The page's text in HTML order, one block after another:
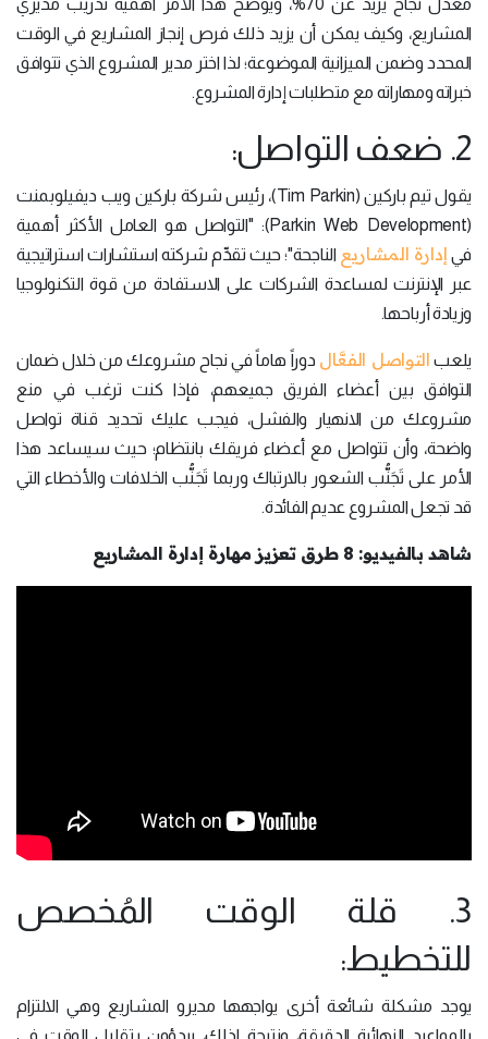
معدل نجاح يزيد عن 70%، ويوضح هذا الأمر أهمية تدريب مديري
المشاريع، وكيف يمكن أن يزيد ذلك فرص إنجاز المشاريع في الوقت
المحدد وضمن الميزانية الموضوعة؛ لذا اختر مدير المشروع الذي تتوافق
خبراته ومهاراته مع متطلبات إدارة المشروع.
2. ضعف التواصل:
يقول تيم باركين (Tim Parkin)، رئيس شركة باركين ويب ديفيلوبمنت
(Parkin Web Development): "التواصل هو العامل الأكثر أهمية
في إدارة المشاريع الناجحة"؛ حيث تقدِّم شركته استشارات استراتيجية
عبر الإنترنت لمساعدة الشركات على الاستفادة من قوة التكنولوجيا
وزيادة أرباحها.
يلعب التواصل الفعَّال دوراً هاماً في نجاح مشروعك من خلال ضمان
التوافق بين أعضاء الفريق جميعهم، فإذا كنت ترغب في منع
مشروعك من الانهيار والفشل، فيجب عليك تحديد قناة تواصل
واضحة، وأن تتواصل مع أعضاء فريقك بانتظام؛ حيث سيساعد هذا
الأمر على تَجَنُّب الشعور بالارتباك وربما تَجَنُّب الخلافات والأخطاء التي
قد تجعل المشروع عديم الفائدة.
شاهد بالفيديو: 8 طرق تعزيز مهارة إدارة المشاريع
3. قلة الوقت المُخصص
للتخطيط:
يوجد مشكلة شائعة أخرى يواجهها مديرو المشاريع وهي الالتزام
بالمواعيد النهائية الدقيقة، ونتيجة لذلك، يبدؤون بتقليل الوقت في